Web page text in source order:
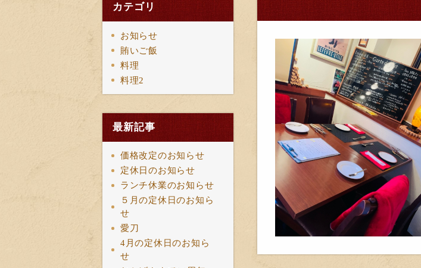
カテゴリ
お知らせ
賄いご飯
料理
料理2
最新記事
価格改定のお知らせ
定休日のお知らせ
ランチ休業のお知らせ
５月の定休日のお知ら
せ
愛刀
4月の定休日のお知ら
せ